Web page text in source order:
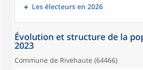
Les électeurs en 2026
Évolution et structure de la
2023
Commune de Rivehaute (64466)